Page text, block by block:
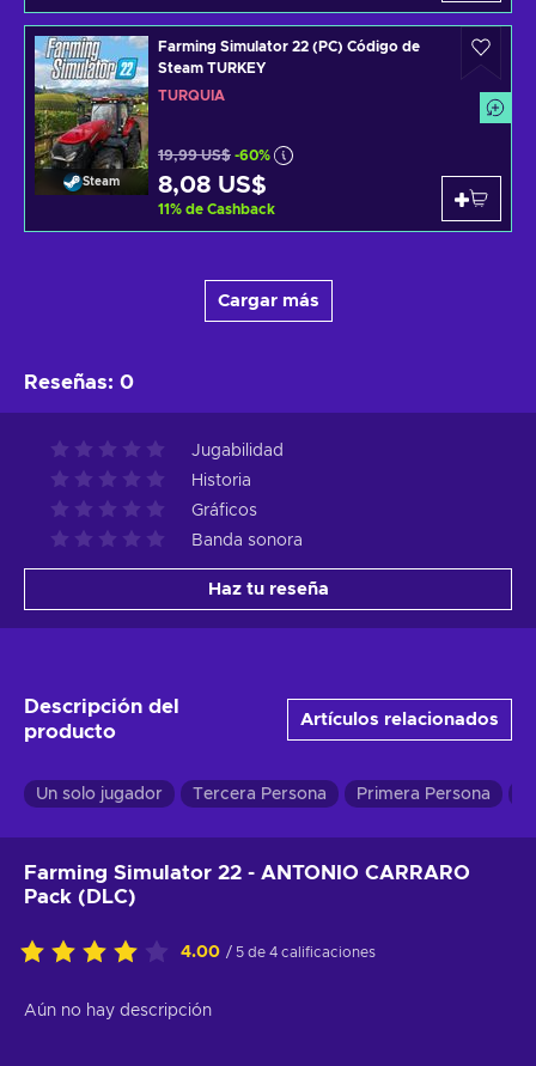
Steam
Farming Simulator 22 (PC) Código de
Steam TURKEY
TURQUÍA
19,99 US$ -60%
8,08 US$
11% de Cashback
Cargar más
Reseñas: 0
Jugabilidad
Historia
Gráficos
Banda sonora
Haz tu reseña
Descripción del
producto
Artículos relacionados
Un solo jugador Tercera Persona Primera Persona
Farming Simulator 22 - ANTONIO CARRARO
Pack (DLC)
4.00 / 5 de 4 calificaciones
Aún no hay descripción